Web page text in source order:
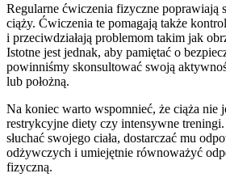
Regularne ćwiczenia fizyczne poprawiają
ciąży. Ćwiczenia te pomagają także
i przeciwdziałają problemom takim jak
Istotne jest jednak, aby pamiętać o
powinniśmy skonsultować swoją
lub położną.
Na koniec warto wspomnieć, że ciąża nie
restrykcyjne diety czy intensywne
słuchać swojego ciała, dostarczać mu
odżywczych i umiejętnie równoważyć
fizyczną.